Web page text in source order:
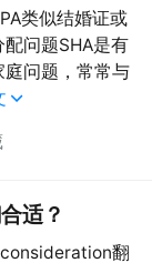
类似结婚证或
问题SHA是有
问题，常常与

适？
翻